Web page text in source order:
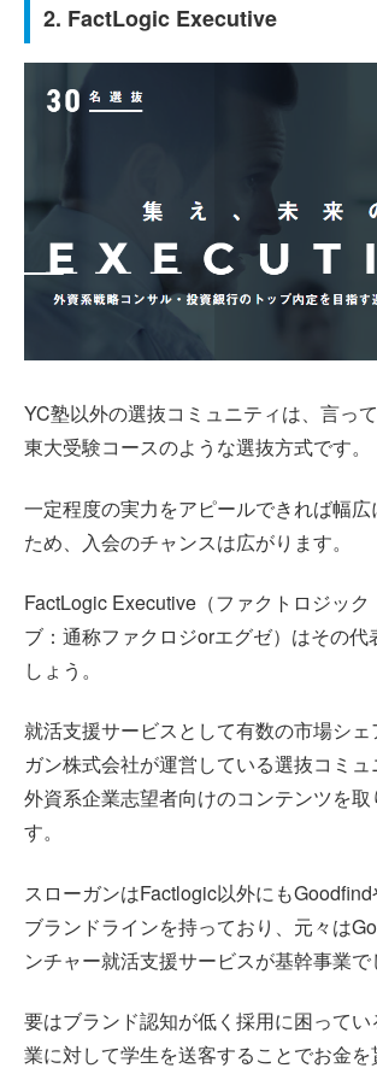
2. FactLogic Executive
YC塾以外の選抜コミュニティは、言っ
東大受験コースのような選抜方式です。
一定程度の実力をアピールできれば幅広
ため、入会のチャンスは広がります。
FactLogic Executive（ファクトロジック
ブ：通称ファクロジorエグゼ）はその代
しょう。
就活支援サービスとして有数の市場シ
ガン株式会社が運営している選抜コミュ
外資系企業志望者向けのコンテンツを取
す。
スローガンはFactlogic以外にも
ブランドラインを持っており、元々は
ンチャー就活支援サービスが基幹事業で
要はブランド認知が低く採用に困って
業に対して学生を送客することでお金